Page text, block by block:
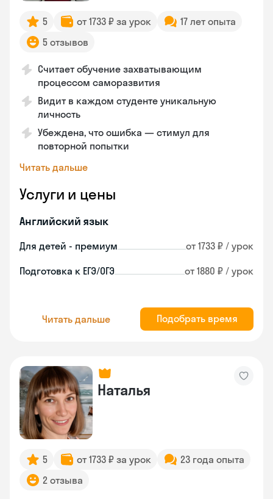
5 от 1733 ₽ за урок
17 лет опыта
5 отзывов
Считает обучение захватывающим
процессом саморазвития
Видит в каждом студенте уникальную
личность
Убеждена, что ошибка — стимул для
повторной попытки
Читать дальше
Услуги и цены
Английский язык
Для детей - премиум от 1733 ₽ / урок
Подготовка к ЕГЭ/ОГЭ от 1880 ₽ / урок
Читать дальше Подобрать время
Наталья
5 от 1733 ₽ за урок
23 года опыта
2 отзыва